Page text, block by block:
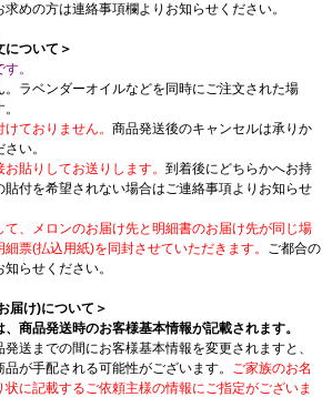
めの方は連絡事項欄よりお知らせください。
について＞
。
ラベンダーオイルなどを同時にご注文された場
ておりません。 商品発送後のキャンセルは承りか
い。
貼りしてお送りします。 到着後にどちらかへお持
貼付を希望されない場合はご連絡事項よりお知らせ
、メロンのお届け先と明細書のお届け先が同じ場
票(払込用紙)を同封させていただきます。 ご都合の
らせください。
届け)について＞
商品発送時のお客様基本情報が記載されます。
送までの間にお客様基本情報を変更されますと、
が手配される可能性がございます。 ご家族のお名
に記載するご依頼主様の情報にご指定がございま